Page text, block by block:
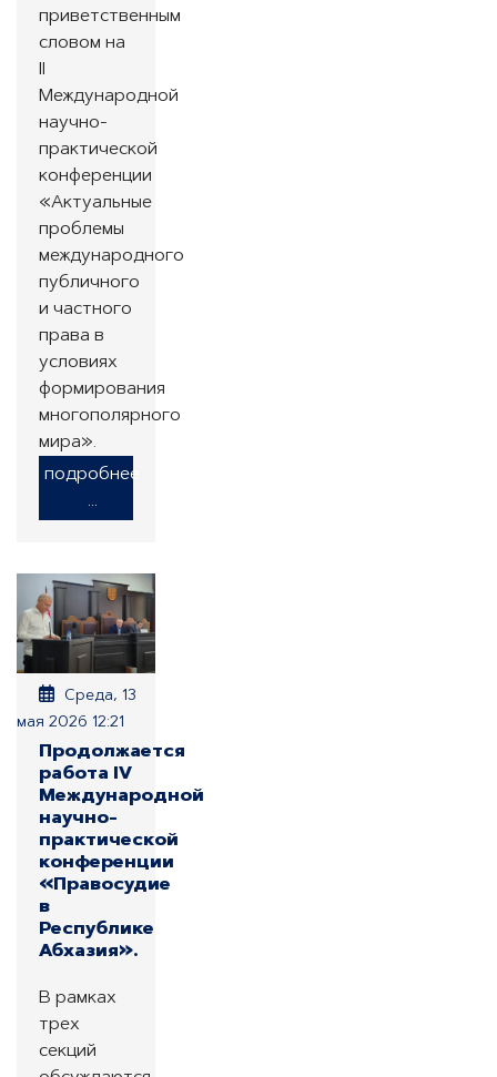
приветственным
словом на
Международной
научно-
практической
конференции
«Актуальные
проблемы
международного
публичного
и частного
права в
условиях
формирования
многополярного
мира».
подробнее
...
Среда, 13
мая 2026 12:21
Продолжается
работа IV
Международной
научно-
практической
конференции
«Правосудие
в
Республике
Абхазия».
В рамках
трех
секций